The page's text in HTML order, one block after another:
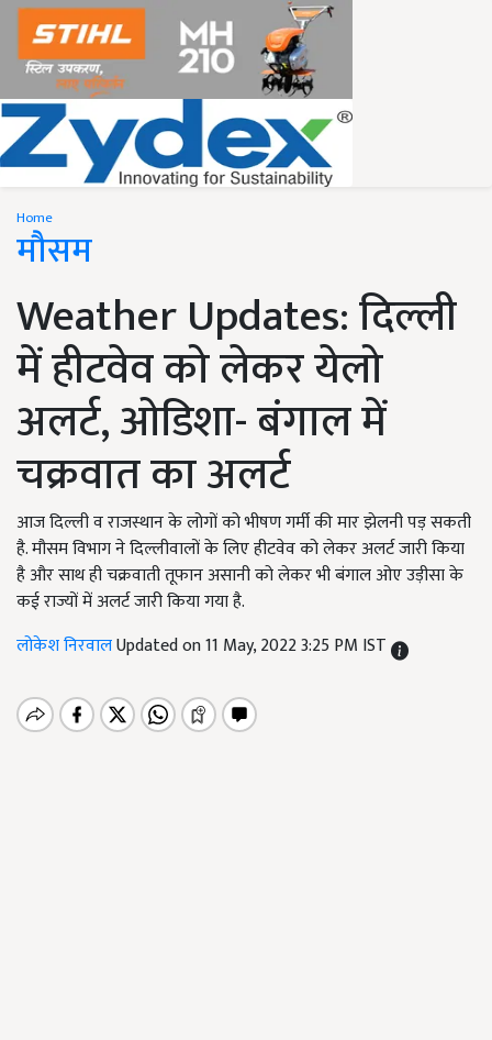
Home
मौसम
Weather Updates: दिल्ली
में हीटवेव को लेकर येलो
अलर्ट, ओडिशा- बंगाल में
चक्रवात का अलर्ट
आज दिल्ली व राजस्थान के लोगों को भीषण गर्मी की मार झेलनी पड़ सकती
है. मौसम विभाग ने दिल्लीवालों के लिए हीटवेव को लेकर अलर्ट जारी किया
है और साथ ही चक्रवाती तूफान असानी को लेकर भी बंगाल ओए उड़ीसा के
कई राज्यों में अलर्ट जारी किया गया है.
लोकेश निरवालUpdated on 11 May, 2022 3:25 PM IST